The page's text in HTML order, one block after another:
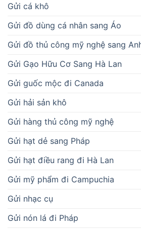
Gửi cá khô
Gửi đồ dùng cá nhân sang Áo
Gửi đồ thủ công mỹ nghệ sang
Gửi Gạo Hữu Cơ Sang Hà Lan
Gửi guốc mộc đi Canada
Gửi hải sản khô
Gửi hàng thủ công mỹ nghệ
Gửi hạt dẻ sang Pháp
Gửi hạt điều rang đi Hà Lan
Gửi mỹ phẩm đi Campuchia
Gửi nhạc cụ
Gửi nón lá đi Pháp